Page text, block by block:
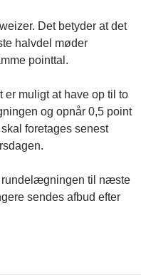
Det betyder at det
halvdel møder
pointtal.
muligt at have op til to
og opnår 0,5 point
foretages senest
rundelægningen til næste
sendes afbud efter